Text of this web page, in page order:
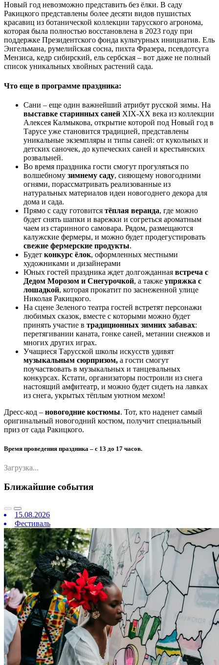
Новый год невозможно представить без ёлки. В саду
Ракицкого представлены более десяти видов пушистых
красавиц из ботанической коллекции тарусского агронома,
которая была полностью восстановлена в 2023 году при
поддержке Президентского фонда культурных инициатив. Ель
Энгельмана, румелийская сосна, пихта Фразера, псевдотсуга
Мензиса, кедр сибирский, ель сербская – вот даже не полный
список уникальных хвойных растений сада.
Что еще в программе праздника:
Сани – еще один важнейший атрибут русской зимы. На
выставке старинных саней XIX-XX века из коллекции
Алексея Калмыкова, открытие которой под Новый год в
Тарусе уже становится традицией, представлены
уникальные экземпляры и типы саней: от кукольных и
детских саночек, до купеческих саней и крестьянских
розвальней.
Во время праздника гости смогут прогуляться по
волшебному зимнему саду, сияющему новогодними
огнями, порассматривать реализованные из
натуральных материалов идеи новогоднего декора для
дома и сада.
Прямо с саду готовится тёплая веранда, где можно
будет снять шапки и варежки и согреться ароматным
чаем из старинного самовара. Рядом, размещаются
калужские фермеры, и можно будет продегустировать
свежие фермерские продукты.
Будет конкурс ёлок, оформленных местными
художниками и дизайнерами
Юных гостей праздника ждет долгожданная встреча с
Дедом Морозом и Снегурочкой, а также упряжка с
лошадкой, которая прокатит по заснеженной улице
Николая Ракицкого.
На сцене Зеленого театра гостей встретят персонажи
любимых сказок, вместе с которыми можно будет
принять участие в традиционных зимних забавах:
перетягивании каната, гонке саней, метании снежков и
многих других играх.
Учащиеся Тарусской школы искусств удивят
музыкальным сюрпризом, а гости смогут
поучаствовать в музыкальных и танцевальных
конкурсах. Кстати, организаторы построили из снега
настоящий амфитеатр, и можно будет сидеть на лавках
из снега, укрытых тёплым уютном мехом!
Дресс-код – новогодние костюмы. Тот, кто наденет самый
оригинальный новогодний костюм, получит специальный
приз от сада Ракицкого.
Время проведения праздника – с 13 до 17 часов.
Загрузка...
Ближайшие события
15.08.2026
Фестиваль